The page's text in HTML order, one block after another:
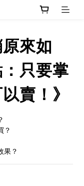
來如
只要掌
賣！》
？
果？